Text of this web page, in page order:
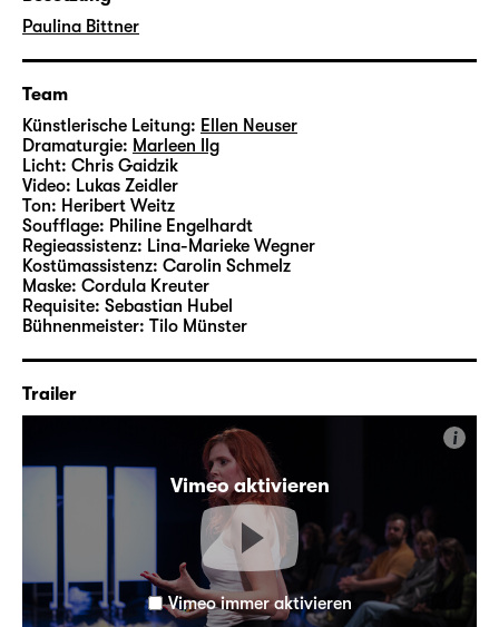
Paulina Bittner.
Paulina Bittner
Team
Künstlerische Leitung: Ellen Neuser
Dramaturgie: Marleen Ilg
Licht: Chris Gaidzik
Video: Lukas Zeidler
Ton: Heribert Weitz
Soufflage: Philine Engelhardt
Regieassistenz: Lina-Marieke Wegner
Kostümassistenz: Carolin Schmelz
Maske: Cordula Kreuter
Requisite: Sebastian Hubel
Bühnenmeister: Tilo Münster
Trailer
Vimeo aktivieren
i
Vimeo immer aktivieren